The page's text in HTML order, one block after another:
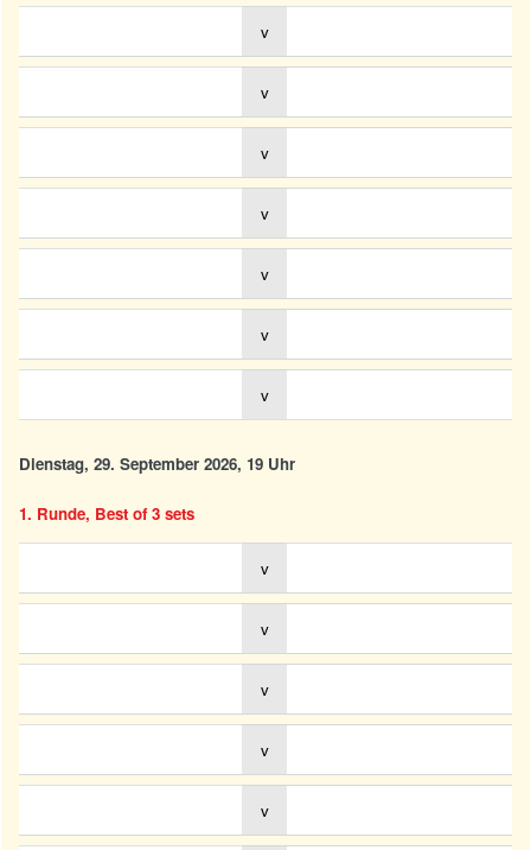
v
v
v
v
v
v
v
Dienstag, 29. September 2026, 19 Uhr
1. Runde, Best of 3 sets
v
v
v
v
v